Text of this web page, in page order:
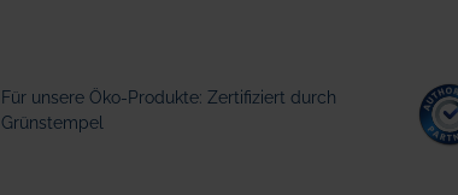
Für unsere Öko-Produkte: Zertifiziert durch
Grünstempel